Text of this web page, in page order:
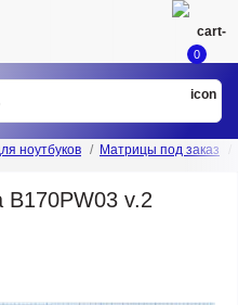
0
ноутбуков Матрицы под заказ
B170PW03 v.2